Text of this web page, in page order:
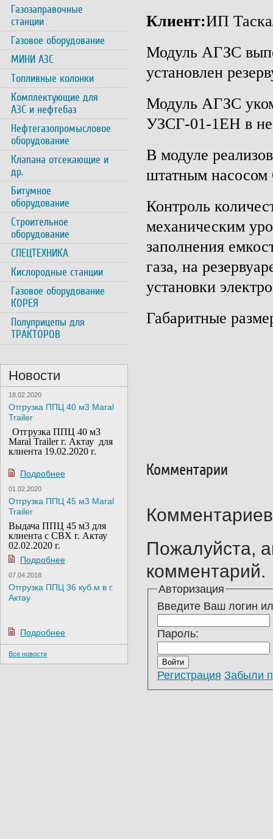
Клиент:ИП
Модуль АГЗС
установлен
Модуль АГЗС
УЗСГ-01-1ЕН в
В модуле
штатным насосом
Контроль
механическим
заполнения
газа, на
установки
Габаритные
Комментарии
Пожалуйста,
комментарий.
Авторизация
Введите Ваш логин
Пароль:
Регистрация Забыли
Газозаправочные
станции
Газовое оборудование
МИНИ АЗС
Топливные колонки
Комплектующие для
АЗС и нефтебаз
Нефтегазопромысловое
оборудование
Клапана отсекающие и
др.
Битумное
оборудование
Строительное
оборудование
СПЕЦТЕХНИКА
Кислородные станции
Газовое оборудование
КОРЕЯ
Полуприцепы для
ТРАКТОРОВ
Новости
18.02.2020
Отгрузка ППЦ 40 м3 Maral
Trailer
Отгрузка ППЦ 40 м3
Maral Trailer г. Актау для
клиента 19.02.2020 г.
Подробнее
01.02.2020
Отгрузка ППЦ 45 м3 Maral
Trailer
Выдача ППЦ 45 м3 для
клиента с СВХ г. Актау
02.02.2020 г.
Подробнее
07.04.2018
Отгрузка ППЦ 36 куб.м в г.
Актау
Подробнее
Все новости